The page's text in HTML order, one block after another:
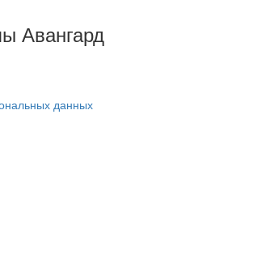
Авангард
данных